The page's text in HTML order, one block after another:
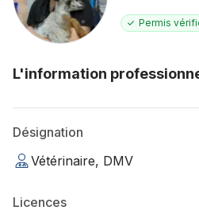
Permis
L'information
Désignation
Vétérinaire, DMV
Licences